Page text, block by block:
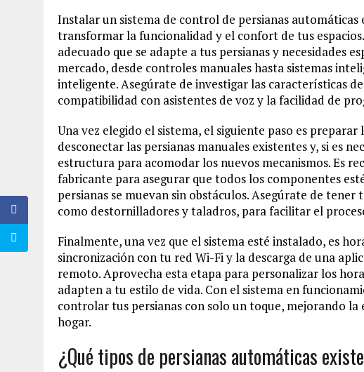
Instalar un sistema de control de persianas automáticas
transformar la funcionalidad y el confort de tus
adecuado que se adapte a tus persianas y necesidades
mercado, desde controles manuales hasta sistemas
inteligente. Asegúrate de investigar las características
compatibilidad con asistentes de voz y la facilidad de
Una vez elegido el sistema, el siguiente paso es
desconectar las persianas manuales existentes y, si es
estructura para acomodar los nuevos mecanismos. Es
fabricante para asegurar que todos los componentes
persianas se muevan sin obstáculos. Asegúrate de
como destornilladores y taladros, para facilitar el
Finalmente, una vez que el sistema esté instalado, es
sincronización con tu red Wi-Fi y la descarga de una
remoto. Aprovecha esta etapa para personalizar los
adapten a tu estilo de vida. Con el sistema en
controlar tus persianas con solo un toque, mejorando
hogar.
¿Qué tipos de persianas automáticas